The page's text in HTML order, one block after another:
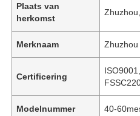
Plaats van
herkomst
Merknaam Zhuzhou
Certificering
Modelnummer 40-